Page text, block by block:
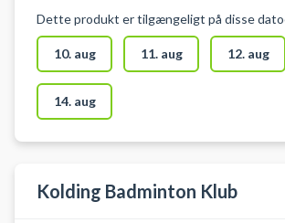
ved Esbjerg på en af
badmintonbanerne i Kultur &
Fritidscentret i Bramming. Banen
må kun benyttes med
indendørssko, så der ikke laver
mærker i gulvet. Medbring selv
at blive sat op. #badminton-
esbjerg #lej-badmintonbane-
Dette produkt er tilgængeligt på disse
10. aug 11. aug 12. aug
14. aug
Kolding Badminton Klub